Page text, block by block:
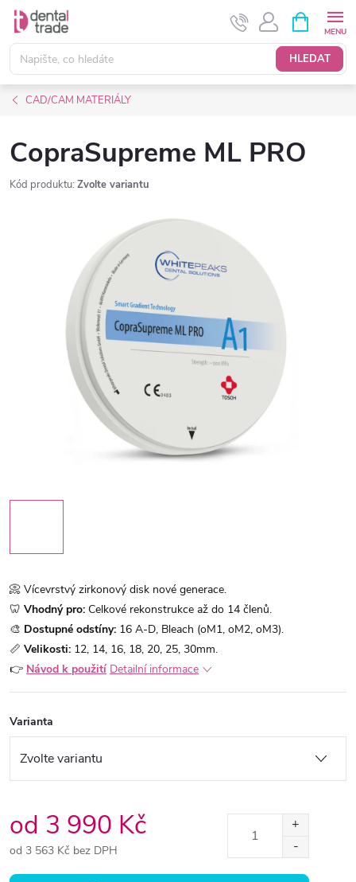
Přejít
obsah
HLEDAT
NÁKUPNÍ
KOŠÍK
CAD/CAM MATERIÁLY
CopraSupreme ML PRO
Kód produktu: Zvolte variantu
📀 Vícevrstvý zirkonový disk nové generace.
🦷 Vhodný pro: Celkové rekonstrukce až do 14 členů.
🎨 Dostupné odstíny: 16 A-D, Bleach (oM1, oM2, oM3).
📏 Velikosti: 12, 14, 16, 18, 20, 25, 30mm.
👉 Návod k použití Detailní informace
Varianta
od 3 990 Kč
od 3 563 Kč bez DPH